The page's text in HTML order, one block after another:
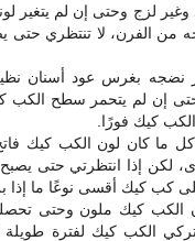
لزج وحتى إن لم يتغير
من الفرن، لا تنتظري
نضجه بغرس عود أسنان
إن لم يتحمر سطح الكب
كيك فورًا.
ما كان لون الكب كيك
لكن إذا انتظرتي حتى
كب كيك أقسى نوعًا ما إذا
الكب كيك ملون وحتى
الكب كيك لفترة